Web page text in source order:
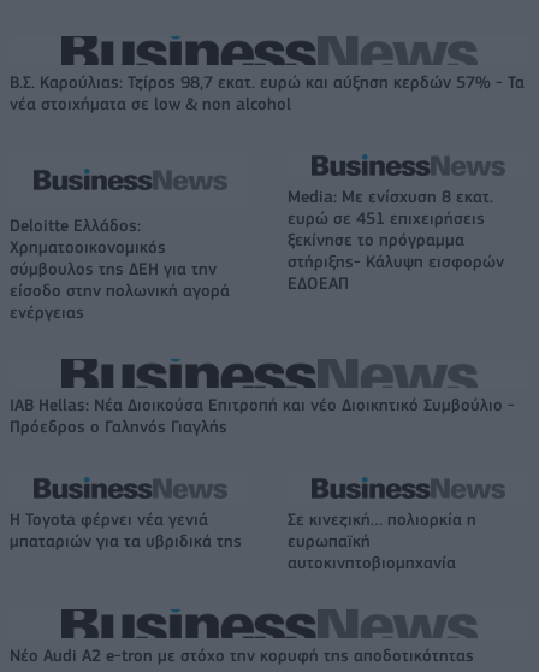
Β.Σ. Καρούλιας: Τζίρος 98,7 εκατ. ευρώ και αύξηση κερδών 57% - Τα
νέα στοιχήματα σε low & non alcohol
Deloitte Ελλάδος:
Χρηματοοικονομικός
σύμβουλος της ΔΕΗ για την
είσοδο στην πολωνική αγορά
ενέργειας
Media: Με ενίσχυση 8 εκατ.
ευρώ σε 451 επιχειρήσεις
ξεκίνησε το πρόγραμμα
στήριξης- Κάλυψη εισφορών
ΕΔΟΕΑΠ
IAB Hellas: Νέα Διοικούσα Επιτροπή και νέο Διοικητικό Συμβούλιο -
Πρόεδρος ο Γαληνός Γιαγλής
Η Toyota φέρνει νέα γενιά
μπαταριών για τα υβριδικά της
Σε κινεζική… πολιορκία η
ευρωπαϊκή
αυτοκινητοβιομηχανία
Νέο Audi A2 e-tron με στόχο την κορυφή της αποδοτικότητας